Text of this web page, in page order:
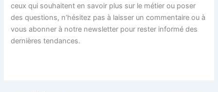
ceux qui souhaitent en savoir plus sur le métier ou poser
des questions, n’hésitez pas à laisser un commentaire ou à
vous abonner à notre newsletter pour rester informé des
dernières tendances.